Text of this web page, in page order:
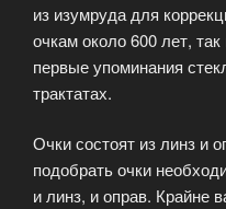
из изумруда для
очкам около 600 лет,
первые упоминания
трактатах.
Очки состоят из линз и
подобрать очки
и линз, и оправ. Крайне